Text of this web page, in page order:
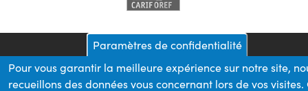
Paramètres de confidentialité
Pour vous garantir la meilleure expérience sur notre site,
recueillons des données vous concernant lors de vos visites.